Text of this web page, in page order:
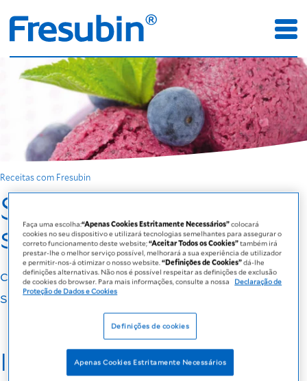
Receitas com Fresubin
Sorvete de frutos
silvestres
com Fresubin 2 kcal DRINK Frutos
silvestres
Ingredientes
Faça uma escolha:“Apenas Cookies Estritamente Necessários”colocará
cookies no seu dispositivo e utilizará tecnologias semelhantes para assegurar o
correto funcionamento deste website;“Aceitar Todos os Cookies”também irá
prestar-lhe o melhor serviço possível, melhorará a sua experiência de utilizador
e permitir-nos-á otimizar o nosso website.“Definições de Cookies”dá-lhe
definições alternativas. Não nos é possível respeitar as definições de exclusão
de cookies do browser. Para mais informações, consulte a nossa
Declaração de
Proteção de Dados e Cookies
Definições de cookies
Apenas Cookies Estritamente Necessários